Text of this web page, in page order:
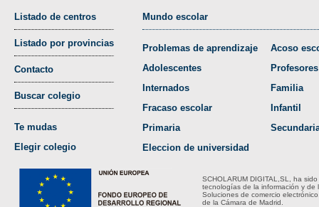
Listado de centros
Listado por provincias
Contacto
Buscar colegio
Te mudas
Elegir colegio
Mundo escolar
Problemas de aprendizaje
Adolescentes
Internados
Fracaso escolar
Primaria
Eleccion de universidad
Acoso
Profesores
Familia
Infantil
SCHOLARUM DIGITAL,SL, ha
tecnologías de la información y de
Soluciones de comercio
de la Cámara de Madrid.